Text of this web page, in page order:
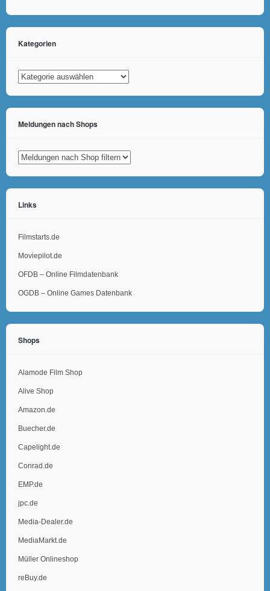
Kategorien
Kategorien
Meldungen nach Shops
Links
Filmstarts.de
Moviepilot.de
OFDB – Online Filmdatenbank
OGDB – Online Games Datenbank
Shops
Alamode Film Shop
Alive Shop
Amazon.de
Buecher.de
Capelight.de
Conrad.de
EMP.de
jpc.de
Media-Dealer.de
MediaMarkt.de
Müller Onlineshop
reBuy.de